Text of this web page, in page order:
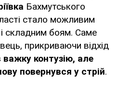
Бахмутського
стало можливим
складним боям. Саме
прикриваючи відхід
контузію, але
повернувся у стрій.